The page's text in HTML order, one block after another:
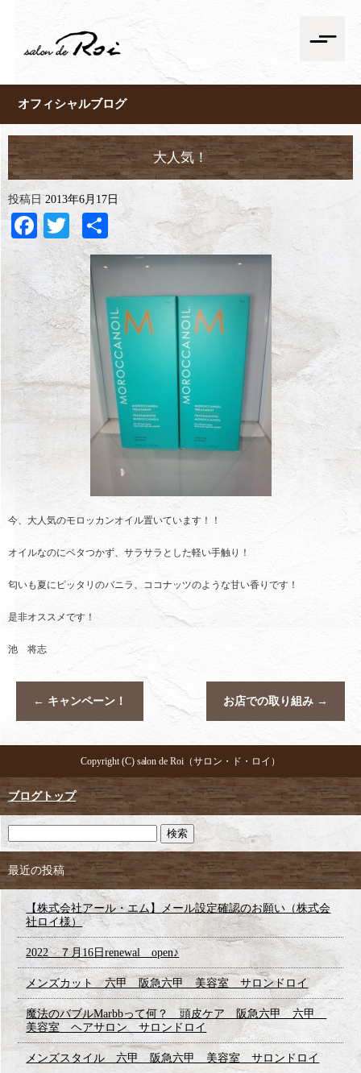
オフィシャルブログ
大人気！
投稿日 2013年6月17日
Facebook
Twitter
共
有
今、大人気のモロッカンオイル置いています！！
オイルなのにベタつかず、サラサラとした軽い手触り！
匂いも夏にピッタリのバニラ、ココナッツのような甘い香りです！
是非オススメです！
池 将志
← キャンペーン！ お店での取り組み →
Copyright (C) salon de Roi（サロン・ド・ロイ）
ブログトップ
最近の投稿
【株式会社アール・エム】メール設定確認のお願い（株式会
社ロイ様）
2022 ７月16日renewal open♪
メンズカット 六甲 阪急六甲 美容室 サロンドロイ
魔法のバブルMarbbって何？ 頭皮ケア 阪急六甲 六甲
美容室 ヘアサロン サロンドロイ
メンズスタイル 六甲 阪急六甲 美容室 サロンドロイ